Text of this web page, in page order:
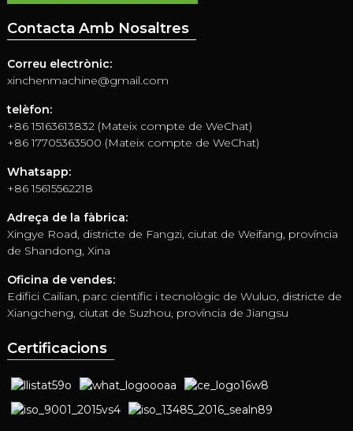
Contacta Amb Nosaltres
Correu electrònic:
xinchenmachine@gmail.com
telèfon:
+86 15163613832 (Mateix compte de WeChat)
+86 17705363500 (Mateix compte de WeChat)
Whatsapp:
+86 15615562218
Adreça de la fàbrica:
Xingye Road, districte de Fangzi, ciutat de Weifang, província
de Shandong, Xina
Oficina de vendes:
Edifici Cailian, parc científic i tecnològic de Wuluo, districte de
Xiangcheng, ciutat de Suzhou, província de Jiangsu
Certificacions